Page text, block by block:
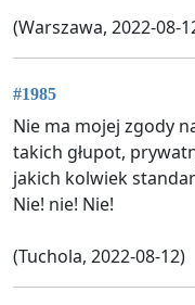
(Warszawa, 2022-08-
#1985
Nie ma mojej zgody
takich głupot,
jakich kolwiek
Nie! nie! Nie!
(Tuchola, 2022-08-12)